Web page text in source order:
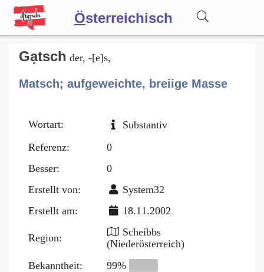
Österreichisch
Wörterbuch
Forum
Blog
Gạtsch der, -[e]s,
Matsch; aufgeweichte, breiige Masse
Wortart:
Substantiv
Referenz:
0
Besser:
0
Erstellt von:
System32
Erstellt am:
18.11.2002
Region:
Scheibbs
(Niederösterreich)
Bekanntheit:
99%